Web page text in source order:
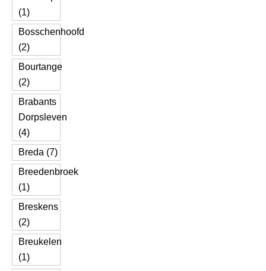
(1)
Bosschenhoofd
(2)
Bourtange
(2)
Brabants
Dorpsleven
(4)
Breda (7)
Breedenbroek
(1)
Breskens
(2)
Breukelen
(1)